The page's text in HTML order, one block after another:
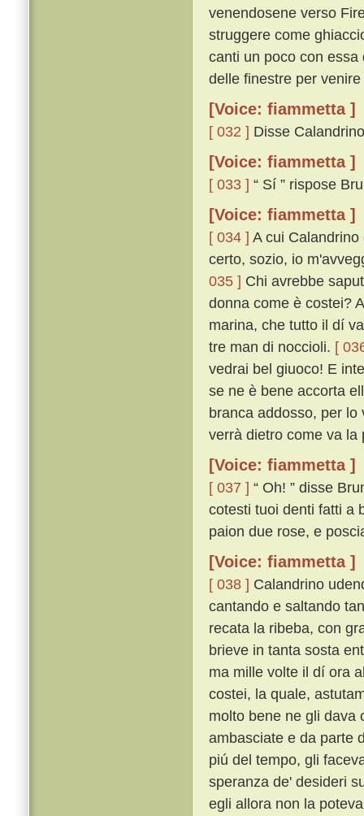
venendosene verso
struggere come
canti un poco con
delle finestre per venire
[Voice: fiammetta ]
[ 032 ] Disse
[Voice: fiammetta ]
[ 033 ] “ Sí ” rispose
[Voice: fiammetta ]
[ 034 ] A cui
certo, sozio, io
035 ] Chi avrebbe
donna come è costei?
marina, che tutto il dí
tre man di noccioli. [
vedrai bel giuoco! E
se ne è bene accorta
branca addosso, per
verrà dietro come va la
[Voice: fiammetta ]
[ 037 ] “ Oh! ” disse
cotesti tuoi denti fatti a
paion due rose, e
[Voice: fiammetta ]
[ 038 ] Calandrino
cantando e saltando
recata la ribeba, con
brieve in tanta sosta
ma mille volte il dí ora
costei, la quale,
molto bene ne gli dava
ambasciate e da parte
piú del tempo, gli
speranza de' desideri
egli allora non la